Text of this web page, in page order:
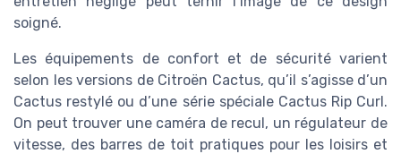
soigné.
Les équipements de confort et de sécurité varient
selon les versions de Citroën Cactus, qu’il s’agisse d’un
Cactus restylé ou d’une série spéciale Cactus Rip Curl.
On peut trouver une caméra de recul, un régulateur de
vitesse, des barres de toit pratiques pour les loisirs et